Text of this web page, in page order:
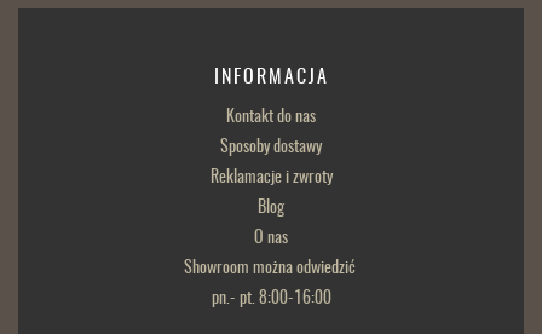
INFORMACJA
Kontakt do nas
Sposoby dostawy
Reklamacje i zwroty
Blog
O nas
Showroom można odwiedzić
pn.- pt. 8:00-16:00